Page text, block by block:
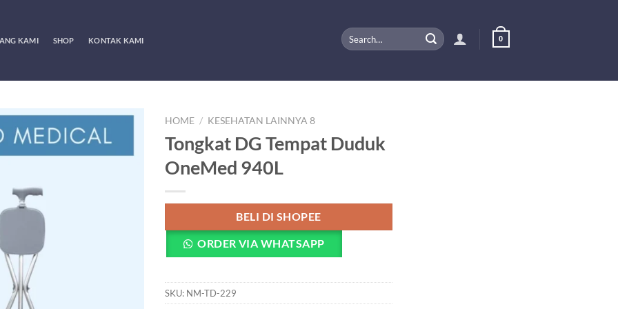
KAMI SHOP KONTAK KAMI
Search
for:
0
HOME / KESEHATAN LAINNYA 8
Tongkat DG Tempat Duduk
OneMed 940L
BELI DI SHOPEE
ORDER VIA WHATSAPP
SKU: NM-TD-229